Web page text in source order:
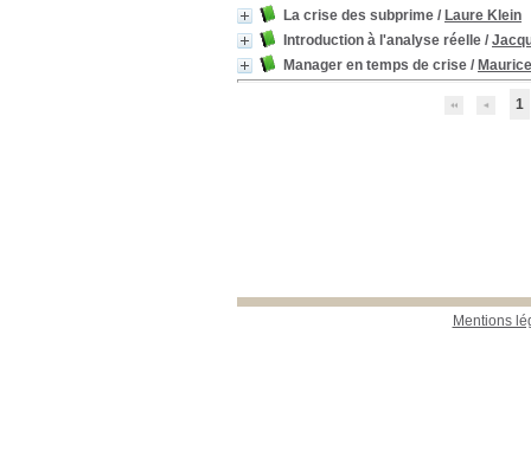
La crise des subprime / Laure Klein
Introduction à l'analyse réelle /
Manager en temps de crise /
1
Mentions